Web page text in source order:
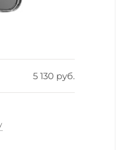
5 130 руб.